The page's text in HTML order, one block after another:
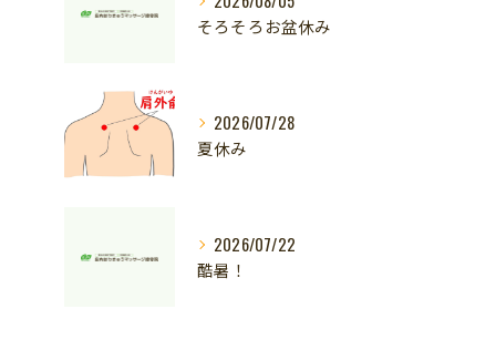
そろそろお盆休み
2026/07/28
夏休み
2026/07/22
酷暑！